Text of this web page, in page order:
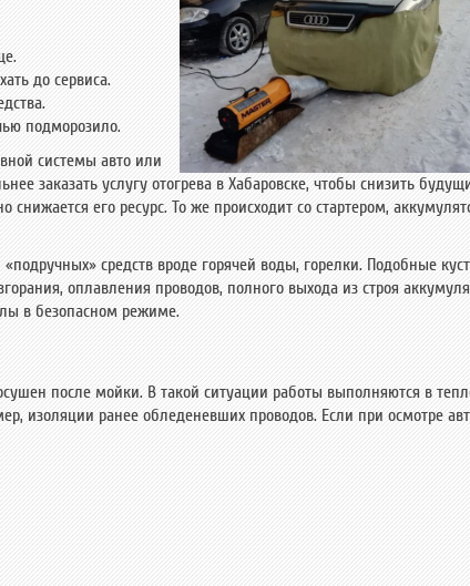
Сотрудничество Статьи
до сервиса.
подморозило.
системы авто или
заказать услугу отогрева в Хабаровске, чтобы снизить
его ресурс. То же происходит со стартером,
средств вроде горячей воды, горелки. Подобные
оплавления проводов, полного выхода из строя
в безопасном режиме.
после мойки. В такой ситуации работы выполняются в
изоляции ранее обледеневших проводов. Если при осмотре